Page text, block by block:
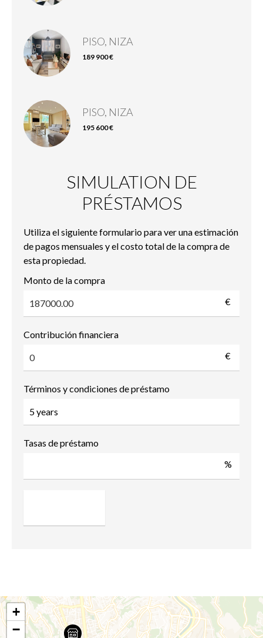
PISO, NIZA
189 900 €
PISO, NIZA
195 600 €
SIMULATION DE
PRÉSTAMOS
Utiliza el siguiente formulario para ver una estimación
de pagos mensuales y el costo total de la compra de
esta propiedad.
Monto de la compra
€
Contribución financiera
€
Términos y condiciones de préstamo
Tasas de préstamo
%
+
−